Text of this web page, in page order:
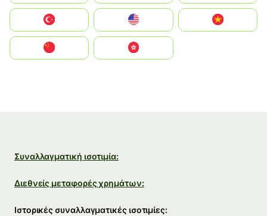
United States
中國香港特別行政區
Συναλλαγματική ισοτιμία:
Διεθνείς μεταφορές χρημάτων:
Ιστορικές συναλλαγματικές ισοτιμίες: